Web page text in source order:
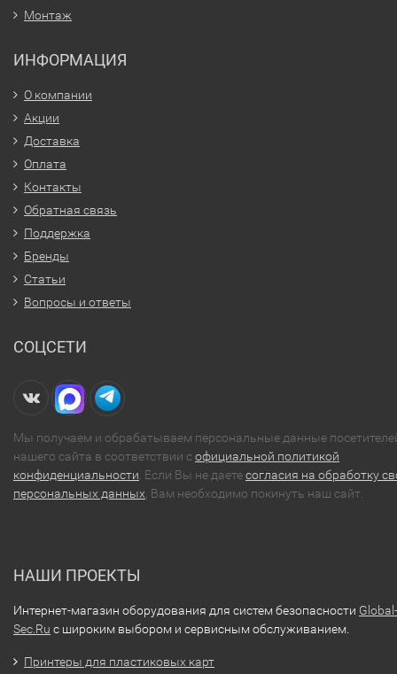
Монтаж
ИНФОРМАЦИЯ
О компании
Акции
Доставка
Оплата
Контакты
Обратная связь
Поддержка
Бренды
Статьи
Вопросы и ответы
СОЦСЕТИ
Мы получаем и обрабатываем персональные данные
нашего сайта в соответствии софициальной политикой
конфиденциальности . Если Вы не даетесогласия на обработку
персональных данных , Вам необходимо покинуть наш сайт.
НАШИ ПРОЕКТЫ
Интернет-магазин оборудования для систем безопасности Global-
Sec.Ru с широким выбором и сервисным обслуживанием.
Принтеры для пластиковых карт